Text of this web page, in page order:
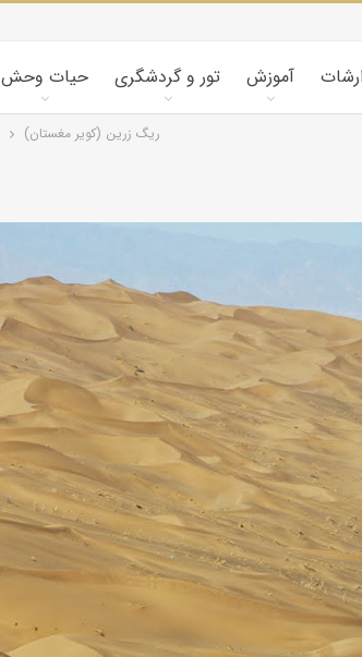
حیات وحش تور و گردشگری آموزش
ریگ زرین (کویر مغستان)